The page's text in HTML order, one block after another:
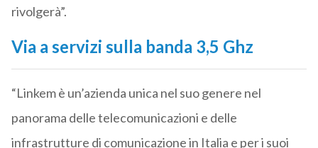
rivolgerà”.
Via a servizi sulla banda 3,5 Ghz
“Linkem è un’azienda unica nel suo genere nel
panorama delle telecomunicazioni e delle
infrastrutture di comunicazione in Italia e per i suoi